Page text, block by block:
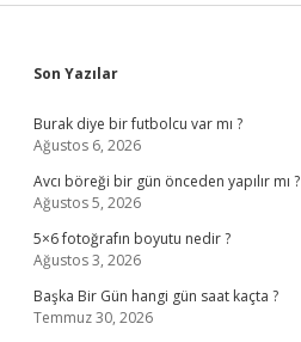
Sidebar
Son Yazılar
Burak diye bir futbolcu var mı ?
Ağustos 6, 2026
Avcı böreği bir gün önceden yapılır mı ?
Ağustos 5, 2026
5×6 fotoğrafın boyutu nedir ?
Ağustos 3, 2026
Başka Bir Gün hangi gün saat kaçta ?
Temmuz 30, 2026